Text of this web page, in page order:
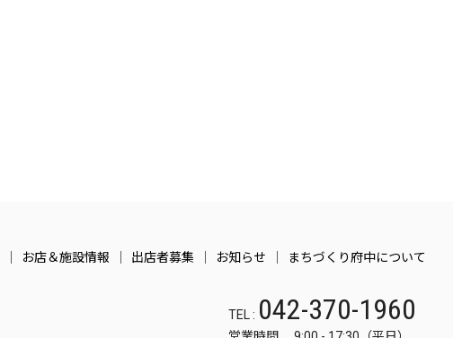
お店＆施設情報 出店者募集 お知らせ まちづくり府中について
TEL : 042-370-1960